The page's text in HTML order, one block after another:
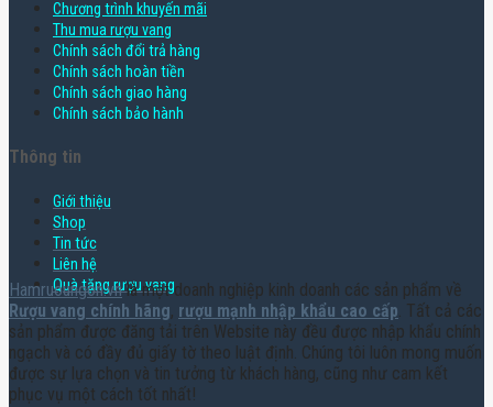
Chương trình khuyến mãi
Thu mua rượu vang
Chính sách đổi trả hàng
Chính sách hoàn tiền
Chính sách giao hàng
Chính sách bảo hành
Thông tin
Giới thiệu
Shop
Tin tức
Liên hệ
Quà tặng rượu vang
Hamruoungon.vnlà một doanh nghiệp kinh doanh các sản phẩm về
Rượu vang chính hãng, rượu mạnh nhập khẩu cao cấp. Tất cả các
sản phẩm được đăng tải trên Website này đều được nhập khẩu chính
ngạch và có đầy đủ giấy tờ theo luật định. Chúng tôi luôn mong muốn
được sự lựa chọn và tin tưởng từ khách hàng, cũng như cam kết
phục vụ một cách tốt nhất!